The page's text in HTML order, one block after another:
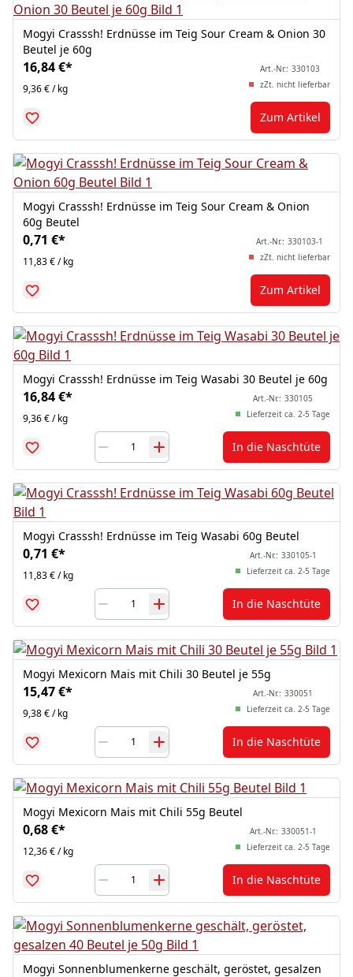
Mogyi Crasssh! Erdnüsse im Teig Sour Cream & Onion 30
Beutel je 60g
16,84 €*
9,36 € / kg
Art.-Nr.: 330103
zZt. nicht lieferbar
Zum Artikel
Mogyi Crasssh! Erdnüsse im Teig Sour Cream & Onion
60g Beutel
0,71 €*
11,83 € / kg
Art.-Nr.: 330103-1
zZt. nicht lieferbar
Zum Artikel
Mogyi Crasssh! Erdnüsse im Teig Wasabi 30 Beutel je 60g
16,84 €*
9,36 € / kg
Art.-Nr.: 330105
Lieferzeit ca. 2-5 Tage
In die Naschtüte
Mogyi Crasssh! Erdnüsse im Teig Wasabi 60g Beutel
0,71 €*
11,83 € / kg
Art.-Nr.: 330105-1
Lieferzeit ca. 2-5 Tage
In die Naschtüte
Mogyi Mexicorn Mais mit Chili 30 Beutel je 55g
15,47 €*
9,38 € / kg
Art.-Nr.: 330051
Lieferzeit ca. 2-5 Tage
In die Naschtüte
Mogyi Mexicorn Mais mit Chili 55g Beutel
0,68 €*
12,36 € / kg
Art.-Nr.: 330051-1
Lieferzeit ca. 2-5 Tage
In die Naschtüte
Mogyi Sonnenblumenkerne geschält, geröstet, gesalzen